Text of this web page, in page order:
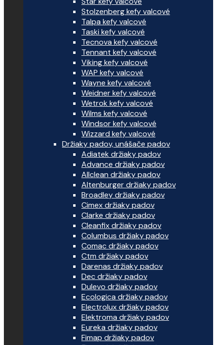
Stolzenberg kefy valcové
Talpa kefy valcové
Taski kefy valcové
Tecnova kefy valcové
Tennant kefy valcové
Viking kefy valcové
WAP kefy valcové
Wayne kefy valcové
Weidner kefy valcové
Wetrok kefy valcové
Wilms kefy valcové
Windsor kefy valcové
Wizzard kefy valcové
Držiaky padov, unášače padov
Adiatek držiaky padov
Advance držiaky padov
Allclean držiaky padov
Altenburger držiaky padov
Broadley držiaky padov
Cimex držiaky padov
Clarke držiaky padov
Cleanfix držiaky padov
Columbus držiaky padov
Comac držiaky padov
Ctm držiaky padov
Darenas držiaky padov
Dec držiaky padov
Dulevo držiaky padov
Ecologica držiaky padov
Electrolux držiaky padov
Elektroma držiaky padov
Eureka držiaky padov
Fimap držiaky padov